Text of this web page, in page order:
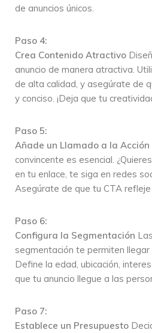
de anuncios únicos.
Paso 4:
Crea Contenido Atractivo
anuncio de manera atractiva.
de alta calidad, y asegúrate de
y conciso. ¡Deja que tu
Paso 5:
Añade un Llamado a la Acción
convincente es esencial.
en tu enlace, te siga en redes
Asegúrate de que tu CTA refleje
Paso 6:
Configura la Segmentación
segmentación te permiten llegar
Define la edad, ubicación,
que tu anuncio llegue a las
Paso 7:
Establece un Presupuesto